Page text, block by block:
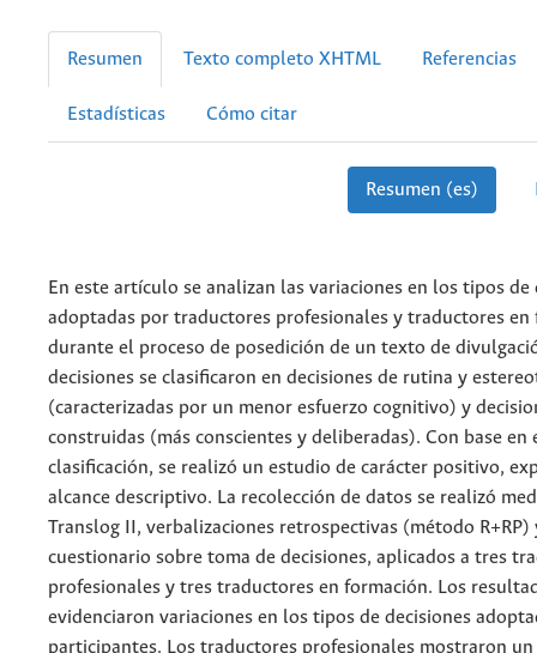
Resumen Texto completo XHTML Referencias
Estadísticas Cómo citar
Resumen (es)
En este artículo se analizan las variaciones en los tipos de
adoptadas por traductores profesionales y traductores en
durante el proceso de posedición de un texto de
decisiones se clasificaron en decisiones de rutina y
(caracterizadas por un menor esfuerzo cognitivo) y
construidas (más conscientes y deliberadas). Con base en
clasificación, se realizó un estudio de carácter positivo,
alcance descriptivo. La recolección de datos se realizó
Translog II, verbalizaciones retrospectivas (método R+RP)
cuestionario sobre toma de decisiones, aplicados a tres
profesionales y tres traductores en formación. Los
evidenciaron variaciones en los tipos de decisiones
participantes. Los traductores profesionales mostraron un